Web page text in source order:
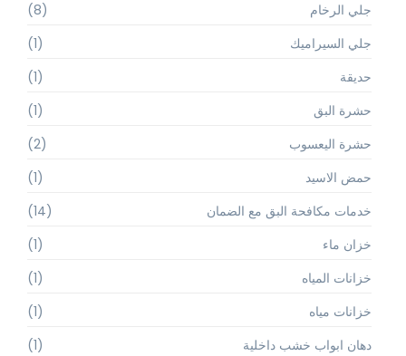
جلي الرخام
(8)
جلي السيراميك
(1)
حديقة
(1)
حشرة البق
(1)
حشرة اليعسوب
(2)
حمض الاسيد
(1)
خدمات مكافحة البق مع الضمان
(14)
خزان ماء
(1)
خزانات المياه
(1)
خزانات مياه
(1)
دهان ابواب خشب داخلية
(1)